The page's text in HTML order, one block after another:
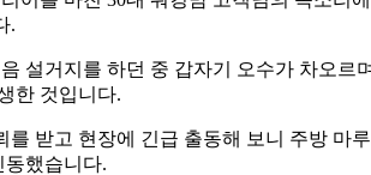
.
설거지를 하던 중 갑자기 오수가 차오르
한 것입니다.
를 받고 현장에 긴급 출동해 보니 주방 마
동했습니다.